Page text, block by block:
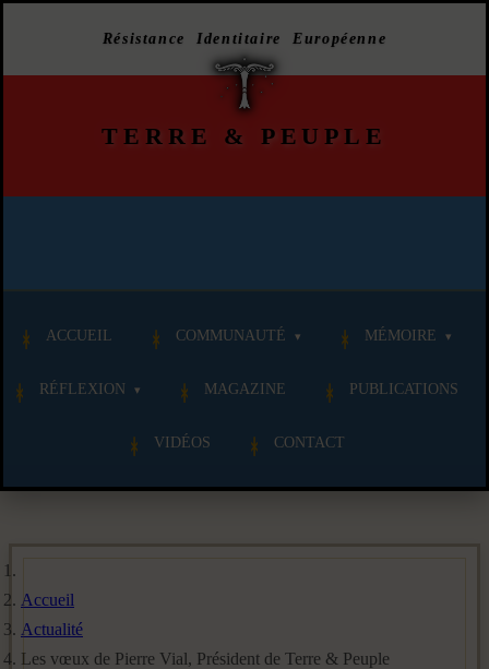
Résistance Identitaire Européenne
TERRE & PEUPLE
ACCUEIL COMMUNAUTÉ MÉMOIRE
RÉFLEXION MAGAZINE PUBLICATIONS
VIDÉOS CONTACT
Accueil
Actualité
Les vœux de Pierre Vial, Président de Terre & Peuple